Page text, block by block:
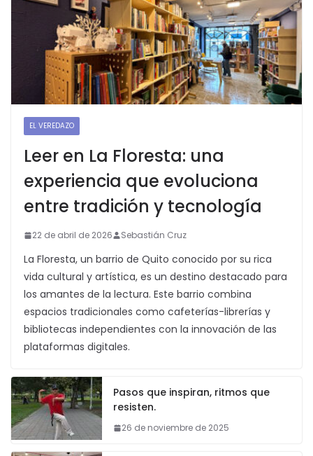
EL VEREDAZO
Leer en La Floresta: una
experiencia que evoluciona
entre tradición y tecnología
22 de abril de 2026 Sebastián Cruz
La Floresta, un barrio de Quito conocido por su rica
vida cultural y artística, es un destino destacado para
los amantes de la lectura. Este barrio combina
espacios tradicionales como cafeterías-librerías y
bibliotecas independientes con la innovación de las
plataformas digitales.
Pasos que inspiran, ritmos que
resisten.
26 de noviembre de 2025